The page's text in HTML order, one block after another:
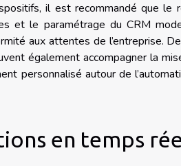
il est recommandé que le
et le paramétrage du CRM
aux attentes de l’entreprise.
également accompagner la
personnalisé autour de
en temps